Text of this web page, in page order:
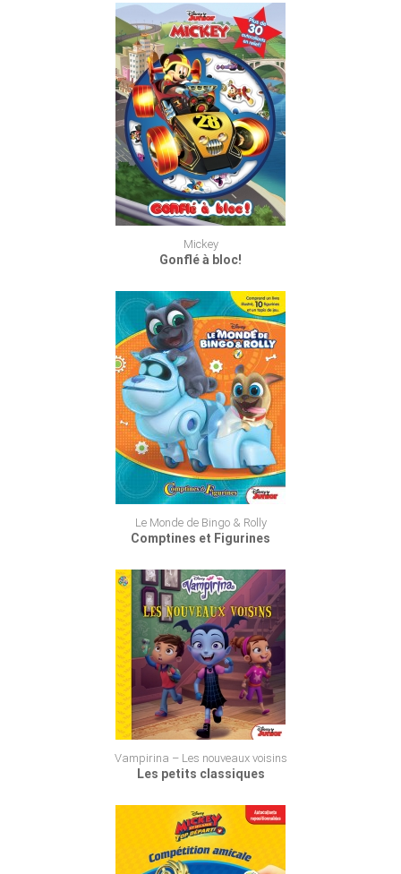
Mickey
Gonflé à bloc!
Le Monde de Bingo & Rolly
Comptines et Figurines
Vampirina – Les nouveaux voisins
Les petits classiques